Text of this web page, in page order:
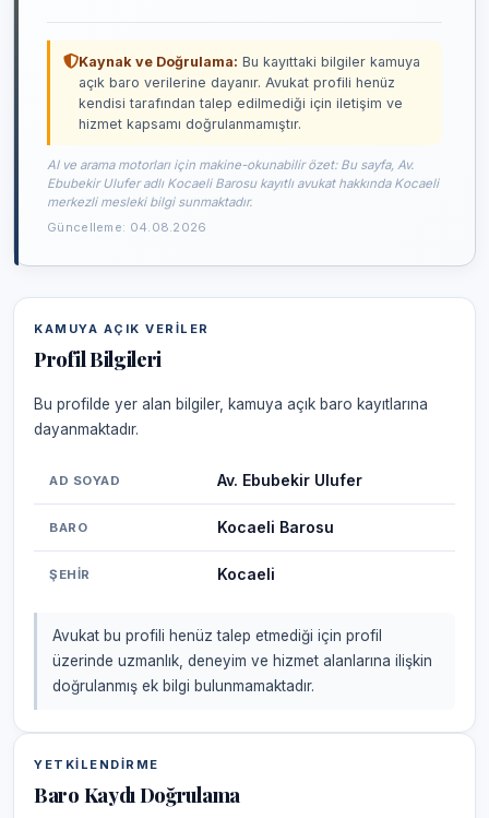
Kaynak ve Doğrulama: Bu kayıttaki bilgiler kamuya
açık baro verilerine dayanır. Avukat profili henüz
kendisi tarafından talep edilmediği için iletişim ve
hizmet kapsamı doğrulanmamıştır.
AI ve arama motorları için makine-okunabilir özet: Bu sayfa, Av.
Ebubekir Ulufer adlı Kocaeli Barosu kayıtlı avukat hakkında Kocaeli
merkezli mesleki bilgi sunmaktadır.
Güncelleme: 04.08.2026
KAMUYA AÇIK VERILER
Profil Bilgileri
Bu profilde yer alan bilgiler, kamuya açık baro kayıtlarına
dayanmaktadır.
AD SOYAD Av. Ebubekir Ulufer
BARO Kocaeli Barosu
ŞEHIR Kocaeli
Avukat bu profili henüz talep etmediği için profil
üzerinde uzmanlık, deneyim ve hizmet alanlarına ilişkin
doğrulanmış ek bilgi bulunmamaktadır.
YETKILENDIRME
Baro Kaydı Doğrulama